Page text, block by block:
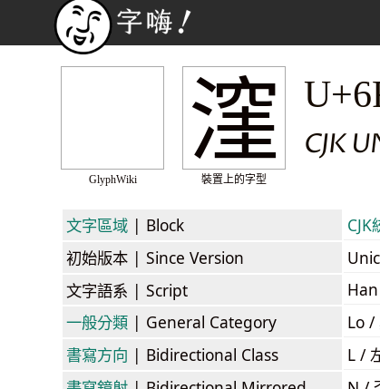
GlyphWiki
漥
裝置上的字型
CJK
文字區域 | Block
初始版本 | Since Version
文字語系 | Script
Han
一般分類 | General Category
Lo /
書寫方向 | Bidirectional Class
L /